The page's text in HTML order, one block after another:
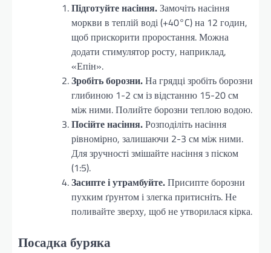
Підготуйте насіння.Замочіть насіння
моркви в теплій воді (+40°C) на 12 годин,
щоб прискорити проростання. Можна
додати стимулятор росту, наприклад,
«Епін».
Зробіть борозни.На грядці зробіть борозни
глибиною 1-2 см із відстанню 15-20 см
між ними. Полийте борозни теплою водою.
Посійте насіння.Розподіліть насіння
рівномірно, залишаючи 2-3 см між ними.
Для зручності змішайте насіння з піском
(1:5).
Засипте і утрамбуйте.Присипте борозни
пухким ґрунтом і злегка притисніть. Не
поливайте зверху, щоб не утворилася кірка.
Посадка буряка